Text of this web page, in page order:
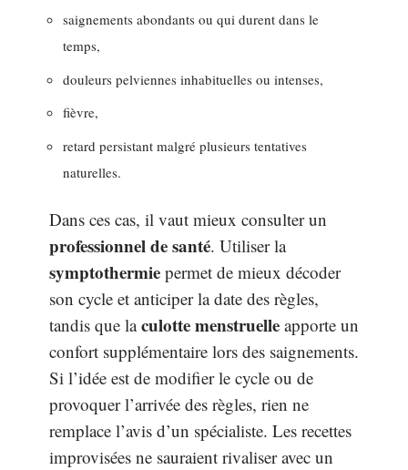
saignements abondants ou qui durent dans le
temps,
douleurs pelviennes inhabituelles ou intenses,
fièvre,
retard persistant malgré plusieurs tentatives
naturelles.
Dans ces cas, il vaut mieux consulter un
professionnel de santé. Utiliser la
symptothermie permet de mieux décoder
son cycle et anticiper la date des règles,
tandis que laculotte menstruelle apporte un
confort supplémentaire lors des saignements.
Si l’idée est de modifier le cycle ou de
provoquer l’arrivée des règles, rien ne
remplace l’avis d’un spécialiste. Les recettes
improvisées ne sauraient rivaliser avec un